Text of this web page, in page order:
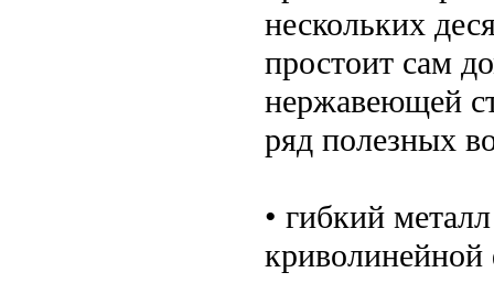
нескольких
простоит сам
нержавеющей
ряд полезных
• гибкий